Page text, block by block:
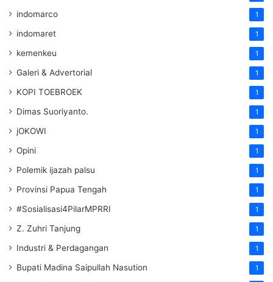
indomarco 1
indomaret 1
kemenkeu 1
Galeri & Advertorial 1
KOPI TOEBROEK 1
Dimas Suoriyanto. 1
jOKOWI 1
Opini 1
Polemik ijazah palsu 1
Provinsi Papua Tengah 1
#Sosialisasi4PilarMPRRI 1
Z. Zuhri Tanjung 1
Industri & Perdagangan 1
Bupati Madina Saipullah Nasution 1